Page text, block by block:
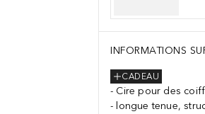
INFORMATIONS
CADEAU
Cire pour des
longue tenue,